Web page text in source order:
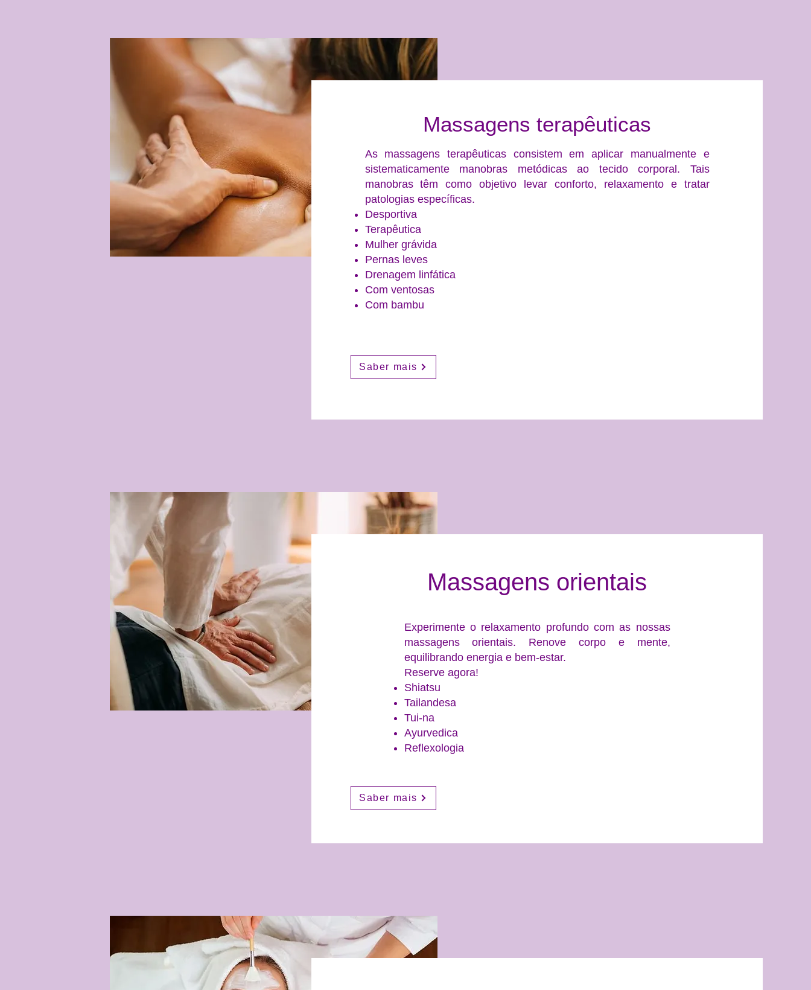
Massagens terapêuticas
As massagens terapêuticas consistem em aplicar manualmente e
sistematicamente manobras metódicas ao tecido corporal. Tais
manobras têm como objetivo levar conforto, relaxamento e tratar
patologias específicas.
Desportiva
Terapêutica
Mulher grávida
Pernas leves
Drenagem linfática
Com ventosas
Com bambu
Saber mais
Massagens orientais
Experimente o relaxamento profundo com as nossas
massagens orientais. Renove corpo e mente,
equilibrando energia e bem-estar.
Reserve agora!
Shiatsu
Tailandesa
Tui-na
Ayurvedica
Reflexologia
Saber mais